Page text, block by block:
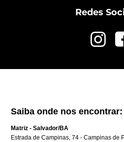
Redes
Saiba onde nos encontrar:
Matriz - Salvador/BA
Estrada de Campinas, 74 - Campinas de